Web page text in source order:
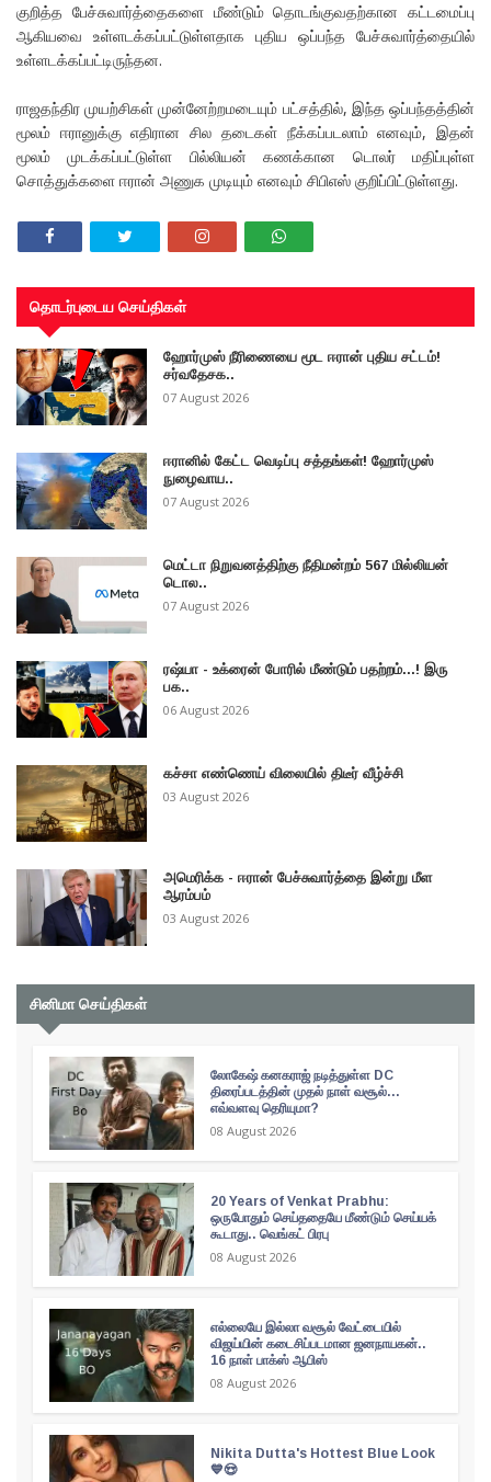
குறித்த பேச்சுவார்த்தைகளை மீண்டும் தொடங்குவதற்கான கட்டமைப்பு
ஆகியவை உள்ளடக்கப்பட்டுள்ளதாக புதிய ஒப்பந்த பேச்சுவார்த்தையில்
உள்ளடக்கப்பட்டிருந்தன.
ராஜதந்திர முயற்சிகள் முன்னேற்றமடையும் பட்சத்தில், இந்த ஒப்பந்தத்தின்
மூலம் ஈரானுக்கு எதிரான சில தடைகள் நீக்கப்படலாம் எனவும், இதன்
மூலம் முடக்கப்பட்டுள்ள பில்லியன் கணக்கான டொலர் மதிப்புள்ள
சொத்துக்களை ஈரான் அணுக முடியும் எனவும் சிபிஎஸ் குறிப்பிட்டுள்ளது.
தொடர்புடைய செய்திகள்
ஹோர்முஸ் நீரிணையை மூட ஈரான் புதிய சட்டம்!
சர்வதேசக..
07 August 2026
ஈரானில் கேட்ட வெடிப்பு சத்தங்கள்! ஹோர்முஸ்
நுழைவாய..
07 August 2026
மெட்டா நிறுவனத்திற்கு நீதிமன்றம் 567 மில்லியன்
டொல..
07 August 2026
ரஷ்யா - உக்ரைன் போரில் மீண்டும் பதற்றம்...! இரு
பக..
06 August 2026
கச்சா எண்ணெய் விலையில் திடீர் வீழ்ச்சி
03 August 2026
அமெரிக்க - ஈரான் பேச்சுவார்த்தை இன்று மீள
ஆரம்பம்
03 August 2026
சினிமா செய்திகள்
லோகேஷ் கனகராஜ் நடித்துள்ள DC
திரைப்படத்தின் முதல் நாள் வசூல்...
எவ்வளவு தெரியுமா?
08 August 2026
20 Years of Venkat Prabhu:
ஒருபோதும் செய்ததையே மீண்டும் செய்யக்
கூடாது.. வெங்கட் பிரபு
08 August 2026
எல்லையே இல்லா வசூல் வேட்டையில்
விஜய்யின் கடைசிப்படமான ஜனநாயகன்..
16 நாள் பாக்ஸ் ஆபிஸ்
08 August 2026
Nikita Dutta's Hottest Blue Look
💙😍